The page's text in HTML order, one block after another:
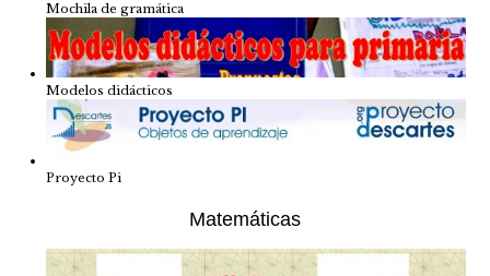
Mochila de gramática
Modelos didácticos
Proyecto Pi
Matemáticas